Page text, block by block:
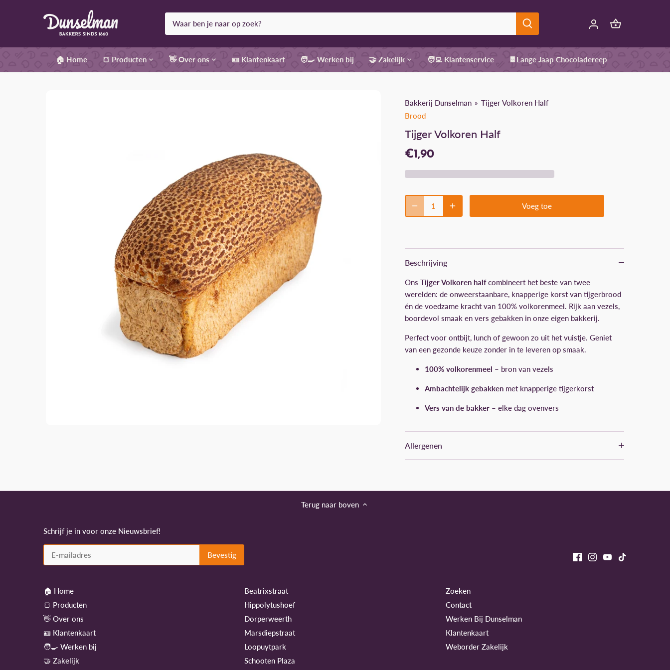
🏠 Home 🍞 Producten 👋 Over ons 🪪 Klantenkaart 🧑‍🍳 Werken bij 🤝 Zakelijk 🧑‍💻 Klantenservice 🍫Lange Jaap Chocoladereep
Bakkerij Dunselman
Tijger Volkoren Half
Brood
Tijger Volkoren Half
€1,90
Voeg toe
Beschrijving
Ons Tijger Volkoren halfcombineert het beste van twee
werelden: de onweerstaanbare, knapperige korst van tijgerbrood
én de voedzame kracht van 100% volkorenmeel. Rijk aan vezels,
boordevol smaak en vers gebakken in onze eigen bakkerij.
Perfect voor ontbijt, lunch of gewoon zo uit het vuistje. Geniet
van een gezonde keuze zonder in te leveren op smaak.
100% volkorenmeel – bron van vezels
Ambachtelijk gebakken met knapperige tijgerkorst
Vers van de bakker – elke dag ovenvers
Allergenen
Terug naar boven
Schrijf je in voor onze Nieuwsbrief!
🏠 Home
🍞 Producten
👋 Over ons
🪪 Klantenkaart
🧑‍🍳 Werken bij
🤝 Zakelijk
Beatrixstraat
Hippolytushoef
Dorperweerth
Marsdiepstraat
Loopuytpark
Schooten Plaza
Zoeken
Contact
Werken Bij Dunselman
Klantenkaart
Weborder Zakelijk